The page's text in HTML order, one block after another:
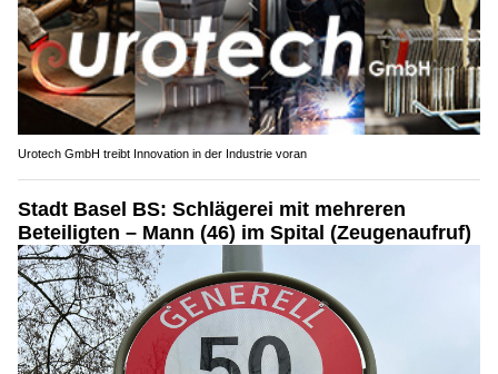
Urotech GmbH treibt Innovation in der Industrie voran
Stadt Basel BS: Schlägerei mit mehreren
Beteiligten – Mann (46) im Spital (Zeugenaufruf)